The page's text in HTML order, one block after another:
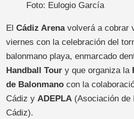
Foto: Eulogio García
El Cádiz Arenavolverá a cobrar
viernes con la celebración del
balonmano playa, enmarcado
Handball Tour y que organiza la
de Balonmano con la
Cádiz y ADEPLA (Asociación de
Cádiz).